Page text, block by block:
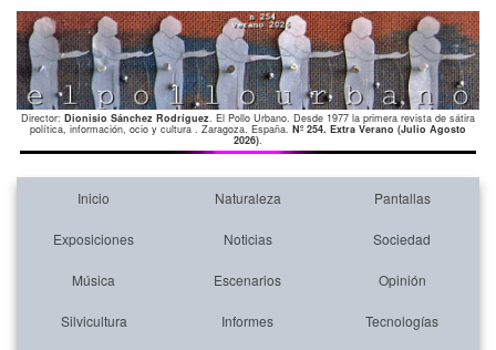
Director: Dionisio Sánchez Rodríguez. El Pollo Urbano. Desde 1977 la primera revista de sátira
política, información, ocio y cultura . Zaragoza. España. Nº 254. Extra Verano (Julio Agosto
2026).
Inicio Naturaleza Pantallas
Exposiciones Noticias Sociedad
Música Escenarios Opinión
Silvicultura Informes Tecnologías